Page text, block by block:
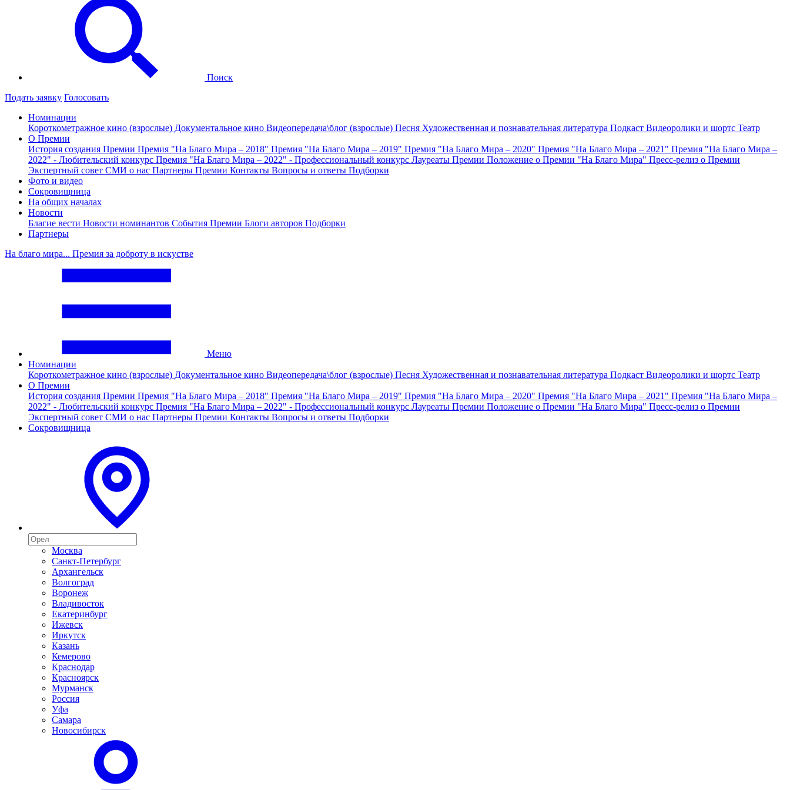
Поиск
Подать заявку Голосовать
Номинации
Короткометражное кино (взрослые) Документальное кино Видеопередача\блог (взрослые) Песня Художественная и познавательная литература Подкаст Видеоролики и шортс Театр
О Премии
История создания Премии Премия "На Благо Мира – 2018" Премия "На Благо Мира – 2019" Премия "На Благо Мира – 2020" Премия "На Благо Мира – 2021" Премия "На Благо Мира –
2022" - Любительский конкурс Премия "На Благо Мира – 2022" - Профессиональный конкурс Лауреаты Премии Положение о Премии "На Благо Мира" Пресс-релиз о Премии
Экспертный совет СМИ о нас Партнеры Премии Контакты Вопросы и ответы Подборки
Фото и видео
Сокровищница
На общих началах
Новости
Благие вести Новости номинантов События Премии Блоги авторов Подборки
Партнеры
На благо мира... Премия за доброту в искустве
Меню
Номинации
Короткометражное кино (взрослые) Документальное кино Видеопередача\блог (взрослые) Песня Художественная и познавательная литература Подкаст Видеоролики и шортс Театр
О Премии
История создания Премии Премия "На Благо Мира – 2018" Премия "На Благо Мира – 2019" Премия "На Благо Мира – 2020" Премия "На Благо Мира – 2021" Премия "На Благо Мира –
2022" - Любительский конкурс Премия "На Благо Мира – 2022" - Профессиональный конкурс Лауреаты Премии Положение о Премии "На Благо Мира" Пресс-релиз о Премии
Экспертный совет СМИ о нас Партнеры Премии Контакты Вопросы и ответы Подборки
Сокровищница
Москва
Санкт-Петербург
Архангельск
Волгоград
Воронеж
Владивосток
Екатеринбург
Ижевск
Иркутск
Казань
Кемерово
Краснодар
Красноярск
Мурманск
Россия
Уфа
Самара
Новосибирск